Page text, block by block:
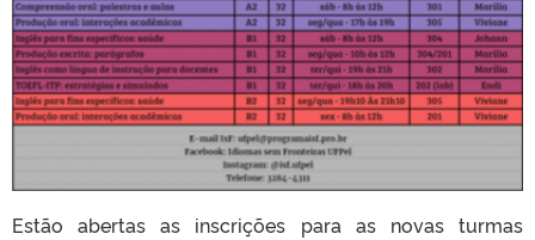
Estão abertas as inscrições para as novas turmas